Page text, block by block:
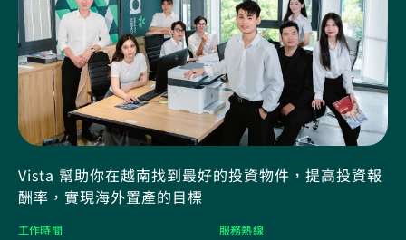
Vista 幫助你在越南找到最好的投資物件，提高投資報
酬率，實現海外置產的目標
工作時間 服務熱線